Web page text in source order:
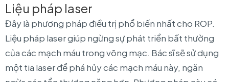
Liệu pháp laser
Đây là phương pháp điều trị phổ biến nhất cho ROP.
Liệu pháp laser giúp ngừng sự phát triển bất thường
của các mạch máu trong võng mạc. Bác sĩ sẽ sử dụng
một tia laser để phá hủy các mạch máu này, ngăn